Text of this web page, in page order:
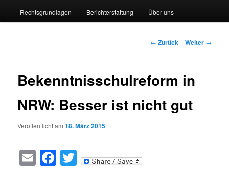
Rechtsgrundlagen Berichterstattung Über uns
Beitragsnavigation
← Zurück Weiter →
Bekenntnisschulreform in
NRW: Besser ist nicht gut
Veröffentlicht am18. März 2015
EmailFacebook
Twitter